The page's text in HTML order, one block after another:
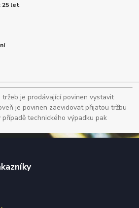
25 let
je prodávající povinen vystavit
je povinen zaevidovat přijatou tržbu
technického výpadku pak